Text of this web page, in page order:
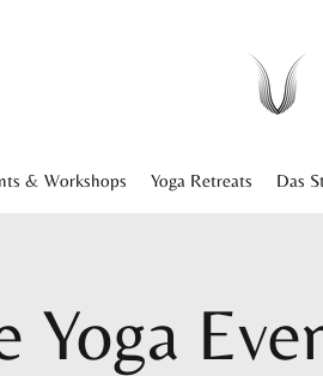
& Workshops Yoga Retreats Das
Yoga